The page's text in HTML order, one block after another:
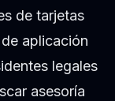
de tarjetas
aplicación
legales
asesoría